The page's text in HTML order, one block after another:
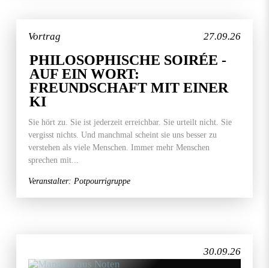
27.09.26
Vortrag
PHILOSOPHISCHE SOIRÉE -
AUF EIN WORT:
FREUNDSCHAFT MIT EINER
KI
Sie hört zu. Sie ist jederzeit erreichbar. Sie urteilt nicht. Sie
vergisst nichts. Und manchmal scheint sie uns besser zu
verstehen als viele Menschen. Immer mehr Menschen
sprechen mit...
Veranstalter: Potpourrigruppe
30.09.26